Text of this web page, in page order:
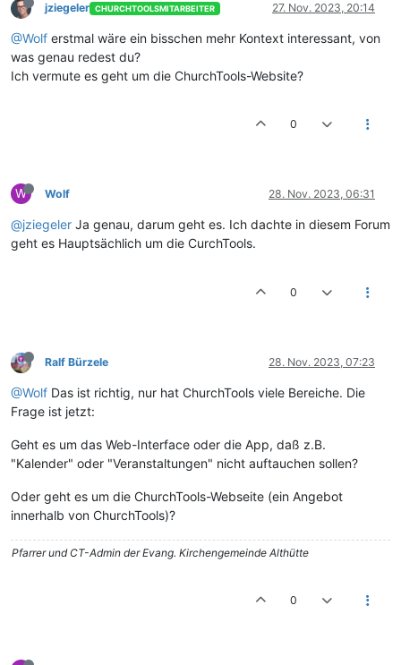
jziegeler CHURCHTOOLSMITARBEITER 27. Nov. 2023, 20:14
@Wolf erstmal wäre ein bisschen mehr Kontext interessant, von
was genau redest du?
Ich vermute es geht um die ChurchTools-Website?
0
W Wolf 28. Nov. 2023, 06:31
@jziegeler Ja genau, darum geht es. Ich dachte in diesem Forum
geht es Hauptsächlich um die CurchTools.
0
Ralf Bürzele 28. Nov. 2023, 07:23
@Wolf Das ist richtig, nur hat ChurchTools viele Bereiche. Die
Frage ist jetzt:
Geht es um das Web-Interface oder die App, daß z.B.
"Kalender" oder "Veranstaltungen" nicht auftauchen sollen?
Oder geht es um die ChurchTools-Webseite (ein Angebot
innerhalb von ChurchTools)?
Pfarrer und CT-Admin der Evang. Kirchengemeinde Althütte
0